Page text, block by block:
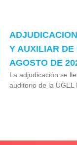
Y AUXILIAR DE
AGOSTO DE
La adjudicación se
auditorio de la UGEL